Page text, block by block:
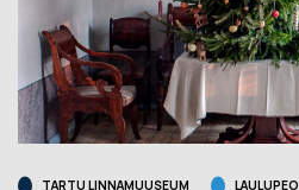
TARTU LINNAMUUSEUM